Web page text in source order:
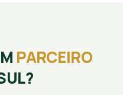
PARCEIRO